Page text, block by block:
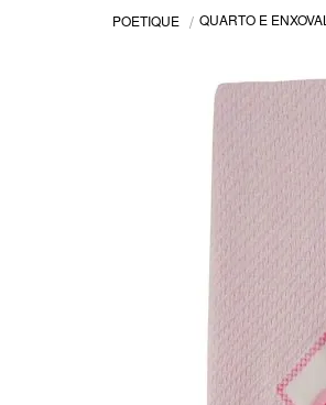
POETIQUE QUARTO E ENXOVAL